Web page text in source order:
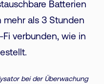
Batterien
mehr als 3 Stunden
verbunden, wie in
bei der Überwachung